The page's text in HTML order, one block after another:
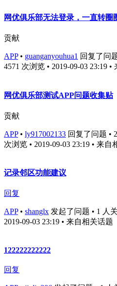
网优俱乐部无法登录，一直转圈
贡献
APP• guanganyouhua1 回复了问
4571 次浏览 • 2019-09-03 23:19 •
网优俱乐部测试APP问题收集贴
贡献
APP• ly917002133 回复了问题 •
次浏览 • 2019-09-03 23:19 • 来自
记录邻区功能建议
回复
APP• shanglx 发起了问题 • 1 人
2019-09-03 23:19 • 来自相关话题
122222222222
回复